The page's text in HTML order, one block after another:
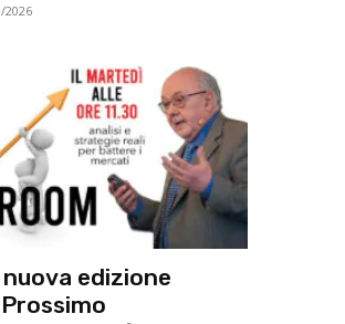
2026
edizione